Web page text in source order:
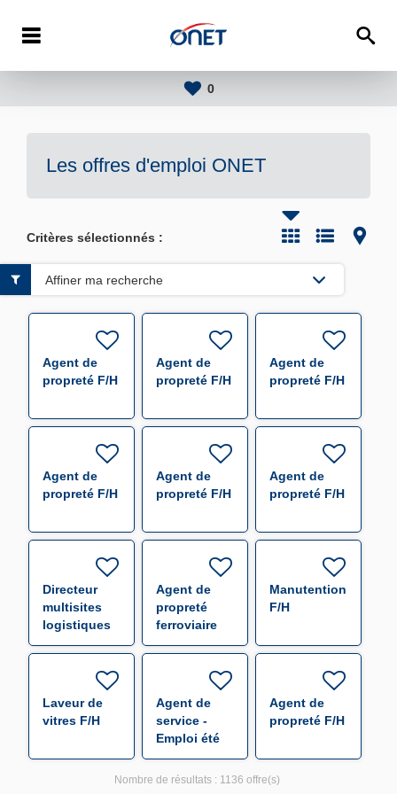
0
Les offres d'emploi ONET
Critères sélectionnés :
Agent de
propreté F/H
Agent de
propreté F/H
Agent de
propreté F/H
Agent de
propreté F/H
Agent de
propreté F/H
Agent de
propreté F/H
Directeur
multisites
logistiques
aéronautiques
Agent de
propreté
ferroviaire
F/H
Manutentionnaire
F/H
Laveur de
vitres F/H
Agent de
service -
Emploi été
F/H
Agent de
propreté F/H
Affiner ma recherche
Nombre de résultats : 1136 offre(s)